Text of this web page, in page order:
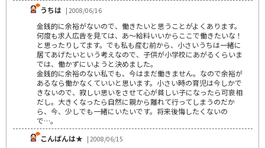
うちは | 2008/06/16
金銭的に余裕がないので、働きたいと思うことがよくあります。
何度も求人広告を見ては、あ～給料いいからここで働きたいな！
と思ったりしてます。でも私も産む前から、小さいうちは一緒に
居てあげたいという考えなので、子供が小学校にあがるくらいま
では、働かずにいようと決めました。
金銭的に余裕のない私でも、今はまだ働きません。なので余裕が
あるなら働かなくていいと思います。小さい時の育児は今しかで
きないので、寂しい思いをさせて心が貧しい子になったら可哀相
だし。大きくなったら自然に親から離れて行ってしまうのだか
ら、今、少しでも一緒にいたいです。将来後悔したくないの
で…。
こんばんは★ | 2008/06/15